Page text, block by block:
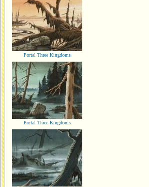
Portal Three Kingdoms
Portal Three Kingdoms